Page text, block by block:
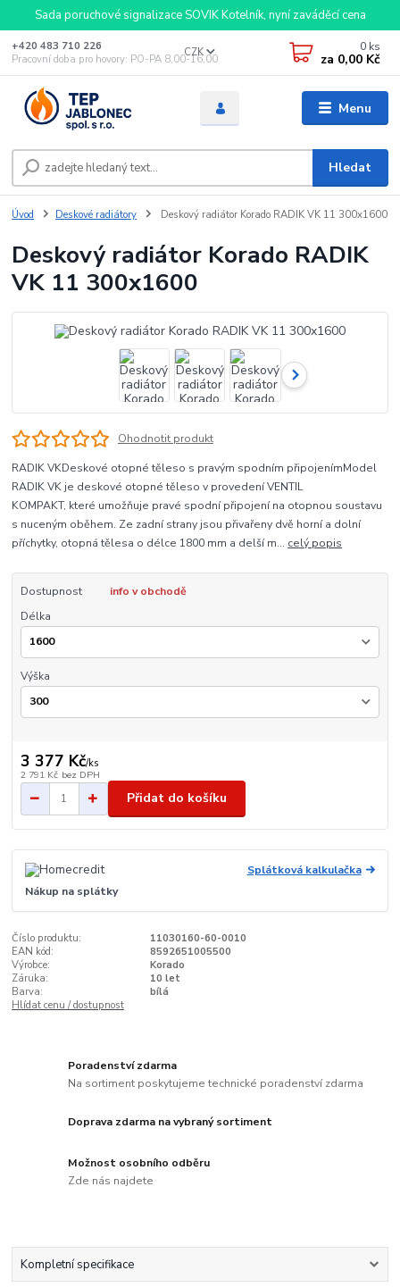
Sada poruchové signalizace SOVIK Kotelník, nyní zaváděcí cena
Menu
CZK
Hledat
+420 483 710 226
Pracovní doba pro hovory: PO-PA 8,00-16,00
0 ks
za 0,00 Kč
Úvod Deskové radiátory Deskový radiátor Korado RADIK VK 11 300x1600
Deskový radiátor Korado RADIK
VK 11 300x1600
Ohodnotit produkt
RADIK VKDeskové otopné těleso s pravým spodním připojenímModel
RADIK VK je deskové otopné těleso v provedení VENTIL
KOMPAKT, které umožňuje pravé spodní připojení na otopnou soustavu
s nuceným oběhem. Ze zadní strany jsou přivařeny dvě horní a dolní
příchytky, otopná tělesa o délce 1800 mm a delší m... celý popis
Dostupnost
info v obchodě
Délka
Výška
3 377 Kč/ks
2 791 Kč bez DPH
Přidat do košíku
Splátková kalkulačka
Nákup na splátky
Číslo produktu:
11030160-60-0010
EAN kód:
8592651005500
Výrobce:
Korado
Záruka:
10 let
Barva:
bílá
Hlídat cenu / dostupnost
Poradenství zdarma
Na sortiment poskytujeme technické poradenství zdarma
Doprava zdarma na vybraný sortiment
Možnost osobního odběru
Zde nás najdete
Kompletní specifikace